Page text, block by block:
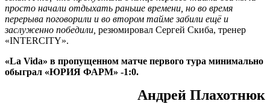
просто начали отдыхать раньше времени, но во время
перерыва поговорили и во втором тайме забили ещё и
заслуженно победили, резюмировал Сергей Скиба, тренер
«INTERCITY».
«La Vida» в пропущенном матче первого тура минимально
обыграл «ЮРИЯ ФАРМ» -1:0.
Андрей Плахотнюк